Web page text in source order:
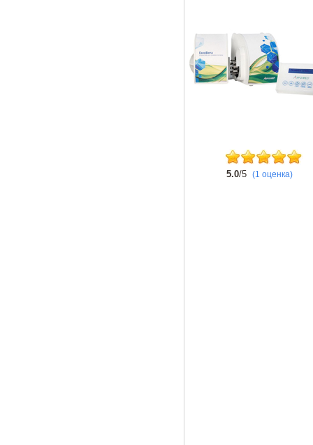
5.0/5 (1 оценка)